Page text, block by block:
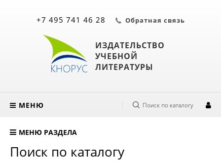
ИЗДАТЕЛЬСТВО
УЧЕБНОЙ
ЛИТЕРАТУРЫ
+7 495 741 46 28 Обратная связь
МЕНЮ Поиск по каталогу
МЕНЮ РАЗДЕЛА
Поиск по каталогу